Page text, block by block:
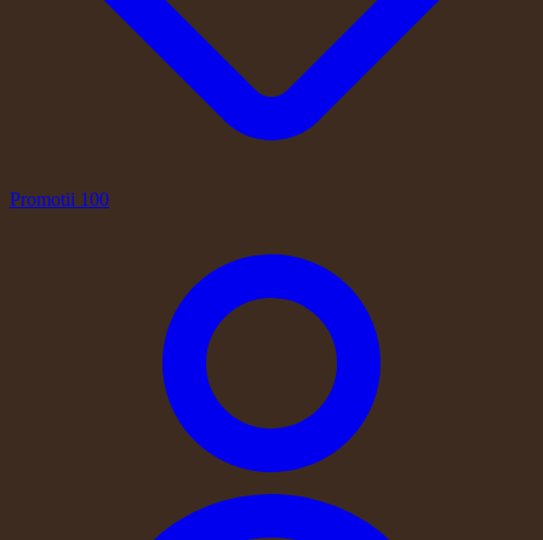
Promotii 100